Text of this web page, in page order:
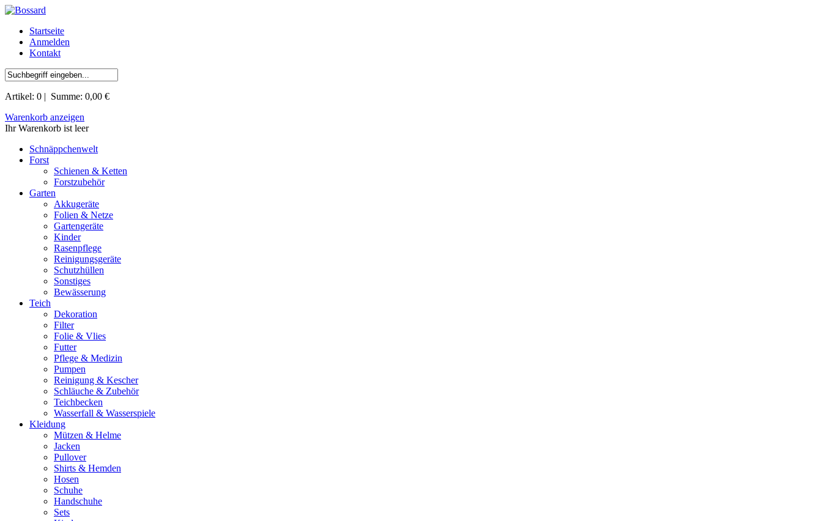
Startseite
Anmelden
Kontakt
Artikel: 0 | Summe: 0,00 €
Warenkorb anzeigen
Ihr Warenkorb ist leer
Schnäppchenwelt
Forst
Schienen & Ketten
Forstzubehör
Garten
Akkugeräte
Folien & Netze
Gartengeräte
Kinder
Rasenpflege
Reinigungsgeräte
Schutzhüllen
Sonstiges
Bewässerung
Teich
Dekoration
Filter
Folie & Vlies
Futter
Pflege & Medizin
Pumpen
Reinigung & Kescher
Schläuche & Zubehör
Teichbecken
Wasserfall & Wasserspiele
Kleidung
Mützen & Helme
Jacken
Pullover
Shirts & Hemden
Hosen
Schuhe
Handschuhe
Sets